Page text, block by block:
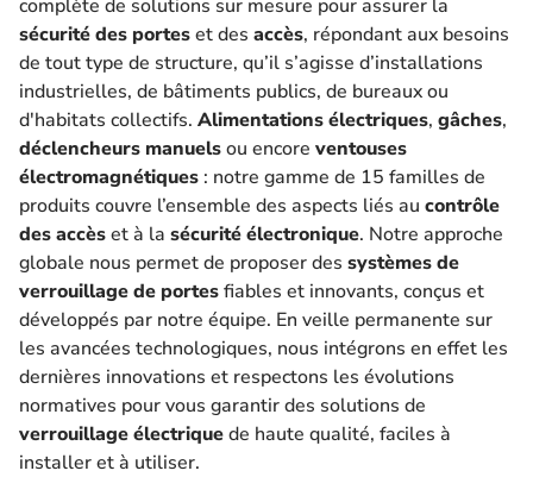
complète de solutions sur mesure pour assurer la
sécurité des porteset des accès, répondant aux besoins
de tout type de structure, qu’il s’agisse d’installations
industrielles, de bâtiments publics, de bureaux ou
d'habitats collectifs. Alimentations électriques, gâches,
déclencheurs manuelsou encore ventouses
électromagnétiques : notre gamme de 15 familles de
produits couvre l’ensemble des aspects liés au contrôle
des accèset à la sécurité électronique. Notre approche
globale nous permet de proposer des systèmes de
verrouillage de portesfiables et innovants, conçus et
développés par notre équipe. En veille permanente sur
les avancées technologiques, nous intégrons en effet les
dernières innovations et respectons les évolutions
normatives pour vous garantir des solutions de
verrouillage électriquede haute qualité, faciles à
installer et à utiliser.